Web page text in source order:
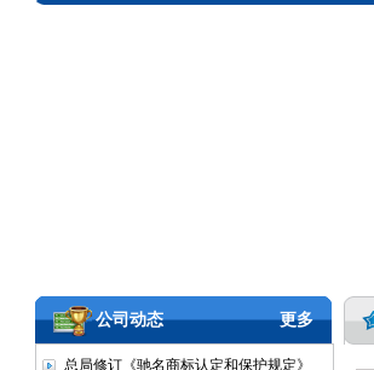
公司动态 更多
总局修订《驰名商标认定和保护规定》